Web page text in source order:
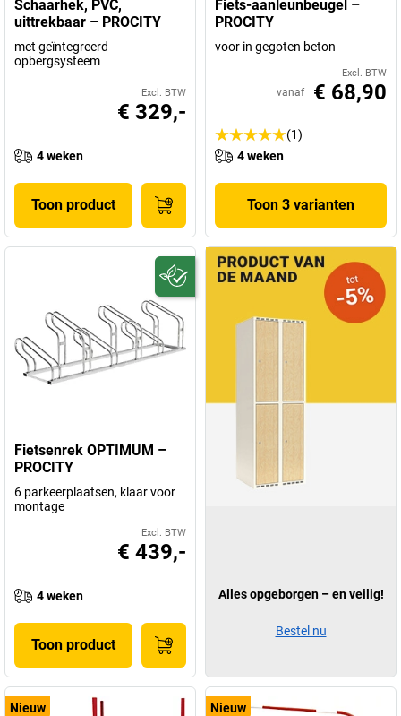
Schaarhek, PVC,
uittrekbaar – PROCITY
met geïntegreerd
opbergsysteem
Excl. BTW
€ 329,-
4 weken
Toon product
Fiets-aanleunbeugel –
PROCITY
voor in gegoten beton
Excl. BTW
vanaf € 68,90
(1)
4 weken
Toon 3 varianten
Fietsenrek OPTIMUM –
PROCITY
6 parkeerplaatsen, klaar voor
montage
Excl. BTW
€ 439,-
4 weken
Toon product
Nieuw Nieuw
Alles opgeborgen – en veilig!
Bestel nu